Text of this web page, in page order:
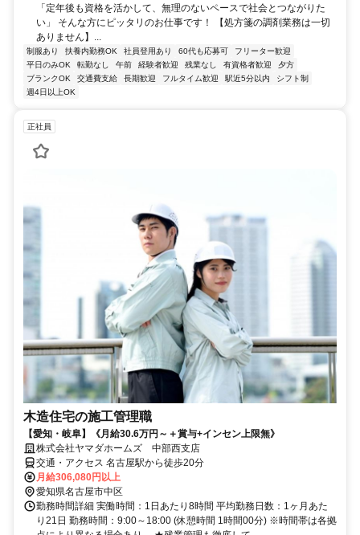
「定年後も資格を活かして、無理のないペースで社会とつながりた
い」 そんな方にピッタリのお仕事です！ 【処方箋の調剤業務は一切
ありません】...
制服あり 扶養内勤務OK 社員登用あり 60代も応募可
フリーター歓迎
平日のみOK
転勤なし 午前 経験者歓迎 残業なし 有資格者歓迎
夕方
ブランクOK
交通費支給 長期歓迎 フルタイム歓迎 駅近5分以内
シフト制
週4日以上OK
正社員
木造住宅の施工管理職
【愛知・岐阜】《月給30.6万円～＋賞与+インセン上限無》
株式会社ヤマダホームズ 中部西支店
交通・アクセス 名古屋駅から徒歩20分
月給306,080円以上
愛知県名古屋市中区
勤務時間詳細 実働時間：1日あたり8時間 平均勤務日数：1ヶ月あた
り21日 勤務時間：9:00～18:00 (休憩時間 1時間00分) ※時間帯は各拠